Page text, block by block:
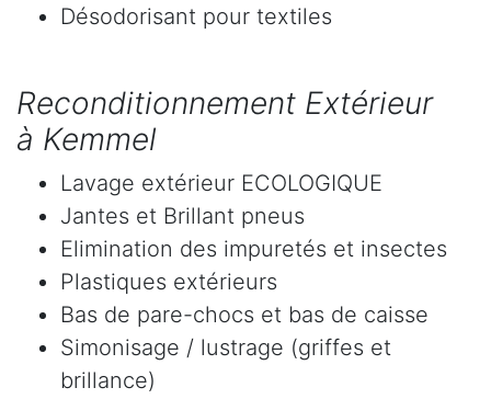
Désodorisant pour textiles
Reconditionnement Extérieur
à Kemmel
Lavage extérieur ECOLOGIQUE
Jantes et Brillant pneus
Elimination des impuretés et insectes
Plastiques extérieurs
Bas de pare-chocs et bas de caisse
Simonisage / lustrage (griffes et
brillance)